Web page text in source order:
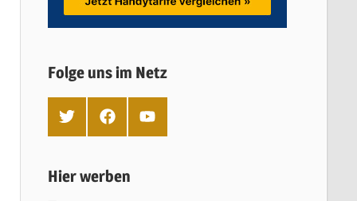
Folge uns im Netz
T
t
e
F
a
b
o
Y
Hier werben